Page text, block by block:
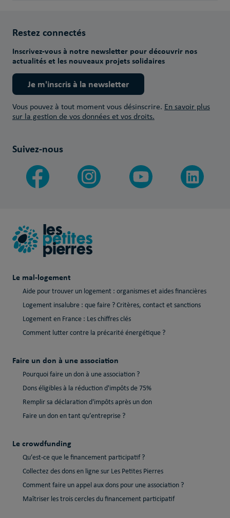
Restez connectés
Inscrivez-vous à notre newsletter pour découvrir nos
actualités et les nouveaux projets solidaires
Je m'inscris à la newsletter
Vous pouvez à tout moment vous désinscrire. En savoir plus
sur la gestion de vos données et vos droits.
Suivez-nous
Le mal-logement
Aide pour trouver un logement : organismes et aides financières
Logement insalubre : que faire ? Critères, contact et sanctions
Logement en France : Les chiffres clés
Comment lutter contre la précarité énergétique ?
Faire un don à une association
Pourquoi faire un don à une association ?
Dons éligibles à la réduction d'impôts de 75%
Remplir sa déclaration d'impôts après un don
Faire un don en tant qu’entreprise ?
Le crowdfunding
Qu’est-ce que le financement participatif ?
Collectez des dons en ligne sur Les Petites Pierres
Comment faire un appel aux dons pour une association ?
Maîtriser les trois cercles du financement participatif